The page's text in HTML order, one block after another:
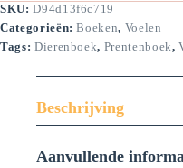
SKU:D94d13f6c719
Categorieën:Boeken, Voelen
Tags: Dierenboek, Prentenboek,
Beschrijving
Aanvullende